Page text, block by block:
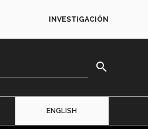
INVESTIGACIÓN
search
ENGLISH